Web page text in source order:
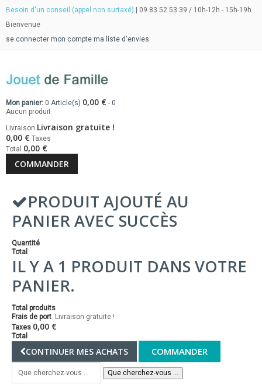
Besoin d'un conseil (appel non surtaxé) | 09.83.52.53.39 / 10h-12h - 15h-19h
Bienvenue
se connecter mon compte ma liste d'envies
Mon panier: 0 Article(s) 0,00 € - 0
Aucun produit
Livraison Livraison gratuite !
0,00 € Taxes
Total 0,00 €
COMMANDER
PRODUIT AJOUTÉ AU
PANIER AVEC SUCCÈS
Quantité
Total
IL Y A 1 PRODUIT DANS VOTRE
PANIER.
Total produits
Frais de port Livraison gratuite !
Taxes 0,00 €
Total
CONTINUER MES ACHATS COMMANDER
Que cherchez-vous ...